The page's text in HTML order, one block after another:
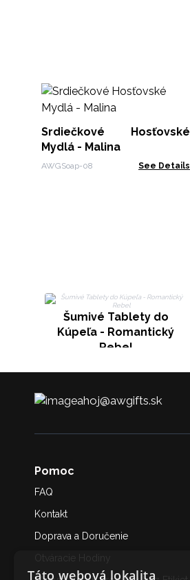
Srdiečkové Hosťovské
Mydlá - Malina
AWGSoap-08 See Details
Šumivé Tablety do
Kúpeľa - Romantický
Rebel
ahoj@awgifts.sk
Pomoc
FAQ
Kontakt
Doprava a Doručenie
Táto webová lokalita